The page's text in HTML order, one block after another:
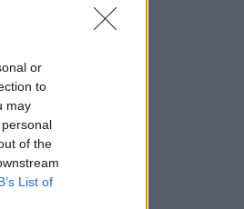
or
to
may
of the
List of